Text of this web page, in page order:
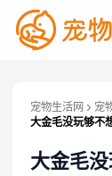
宠物生活网 宠
大金毛没玩够不
大金毛